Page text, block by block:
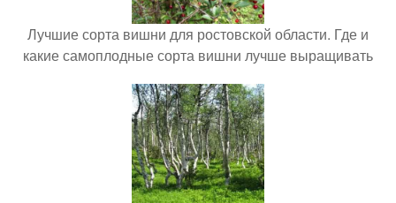
Лучшие сорта вишни для ростовской области. Где и
какие самоплодные сорта вишни лучше выращивать